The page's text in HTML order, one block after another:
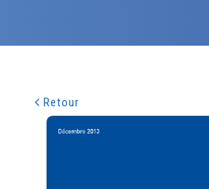
Retour